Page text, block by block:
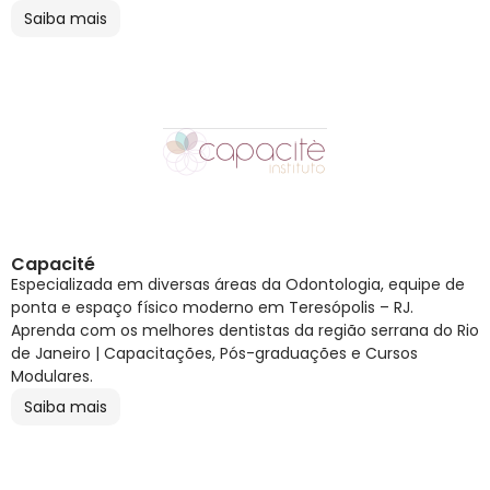
Saiba mais
Capacité
Especializada em diversas áreas da Odontologia, equipe de
ponta e espaço físico moderno em Teresópolis – RJ.
Aprenda com os melhores dentistas da região serrana do Rio
de Janeiro | Capacitações, Pós-graduações e Cursos
Modulares.
Saiba mais